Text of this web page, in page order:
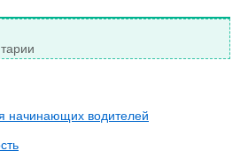
начинающих водителей